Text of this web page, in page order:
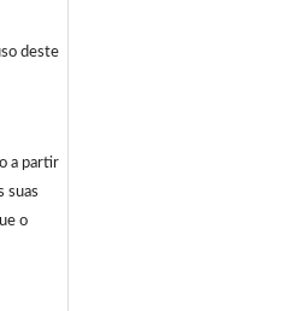
deste
a partir
suas
o